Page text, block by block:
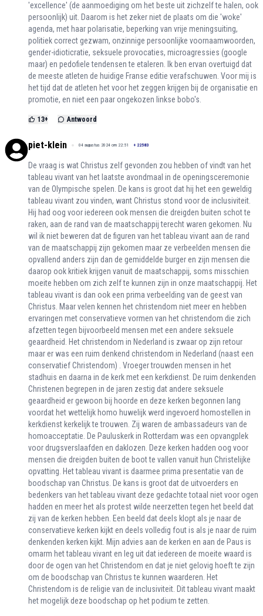
'excellence' (de aanmoediging om het beste uit zichzelf te halen, ook
persoonlijk) uit. Daarom is het zeker niet de plaats om die 'woke'
agenda, met haar polarisatie, beperking van vrije meningsuiting,
politiek correct gezwam, onzinnige persoonlijke voornaamwoorden,
gender-idioticratie, seksuele provocaties, microagressies (google
maar) en pedofiele tendensen te etaleren. Ik ben ervan overtuigd dat
de meeste atleten de huidige Franse editie verafschuwen. Voor mij is
het tijd dat de atleten het voor het zeggen krijgen bij de organisatie en
promotie, en niet een paar ongekozen linkse bobo's.
13+ Antwoord
piet-klein 04 augustus 2024 om 22:51 + 22583
De vraag is wat Christus zelf gevonden zou hebben of vindt van het
tableau vivant van het laatste avondmaal in de openingsceremonie
van de Olympische spelen. De kans is groot dat hij het een geweldig
tableau vivant zou vinden, want Christus stond voor de inclusiviteit.
Hij had oog voor iedereen ook mensen die dreigden buiten schot te
raken, aan de rand van de maatschappij terecht waren gekomen. Nu
wil ik niet beweren dat de figuren van het tableau vivant aan de rand
van de maatschappij zijn gekomen maar ze verbeelden mensen die
opvallend anders zijn dan de gemiddelde burger en zijn mensen die
daarop ook kritiek krijgen vanuit de maatschappij, soms misschien
moeite hebben om zich zelf te kunnen zijn in onze maatschappij. Het
tableau vivant is dan ook een prima verbeelding van de geest van
Christus. Maar velen kennen het christendom niet meer en hebben
ervaringen met conservatieve vormen van het christendom die zich
afzetten tegen bijvoorbeeld mensen met een andere seksuele
geaardheid. Het christendom in Nederland is zwaar op zijn retour
maar er was een ruim denkend christendom in Nederland (naast een
conservatief Christendom) . Vroeger trouwden mensen in het
stadhuis en daarna in de kerk met een kerkdienst. De ruim denkenden
Christenen begrepen in de jaren zestig dat andere seksuele
geaardheid er gewoon bij hoorde en deze kerken begonnen lang
voordat het wettelijk homo huwelijk werd ingevoerd homostellen in
kerkdienst kerkelijk te trouwen. Zij waren de ambassadeurs van de
homoacceptatie. De Pauluskerk in Rotterdam was een opvangplek
voor drugsverslaafden en daklozen. Deze kerken hadden oog voor
mensen die dreigden buiten de boot te vallen vanuit hun Christelijke
opvatting. Het tableau vivant is daarmee prima presentatie van de
boodschap van Christus. De kans is groot dat de uitvoerders en
bedenkers van het tableau vivant deze gedachte totaal niet voor ogen
hadden en meer het als protest wilde neerzetten tegen het beeld dat
zij van de kerken hebben. Een beeld dat deels klopt als je naar de
conservatieve kerken kijkt en deels volledig fout is als je naar de ruim
denkenden kerken kijkt. Mijn advies aan de kerken en aan de Paus is
omarm het tableau vivant en leg uit dat iedereen de moeite waard is
door de ogen van het Christendom en dat je niet gelovig hoeft te zijn
om de boodschap van Christus te kunnen waarderen. Het
Christendom is de religie van de inclusiviteit. Dit tableau vivant maakt
het mogelijk deze boodschap op het podium te zetten.